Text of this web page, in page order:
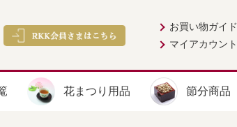
お買い物ガイド
マイアカウント
花まつり用品 節分商品